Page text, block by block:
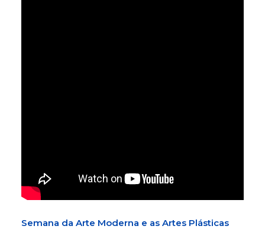
Semana da Arte Moderna e as Artes Plásticas